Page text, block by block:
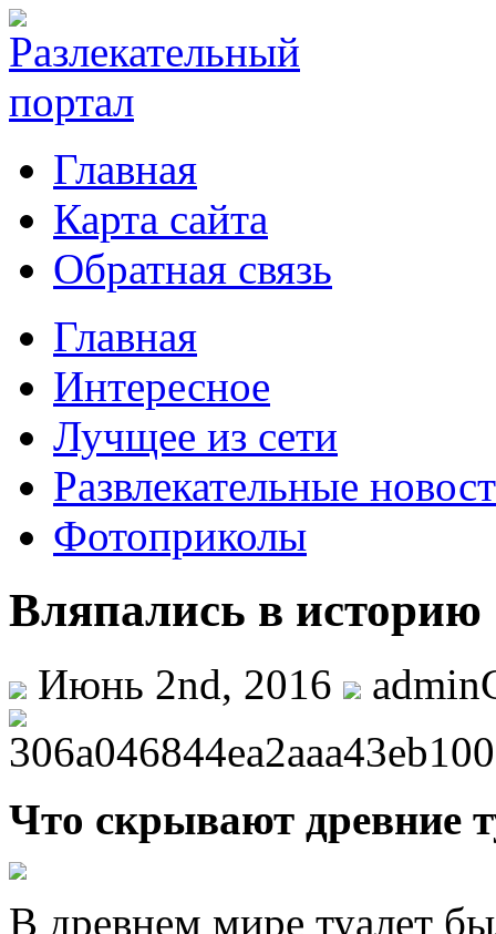
Главная
Карта сайта
Обратная связь
Главная
Интересное
Лучщее из сети
Развлекательные
Фотоприколы
Вляпались в историю
Июнь 2nd, 2016
Чтo скрывaют дрeвниe
В дрeвнeм мирe туaлeт